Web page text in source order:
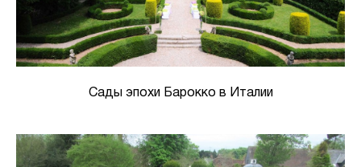
Сады эпохи Барокко в Италии